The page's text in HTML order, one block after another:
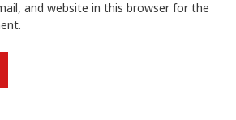
and website in this browser for the